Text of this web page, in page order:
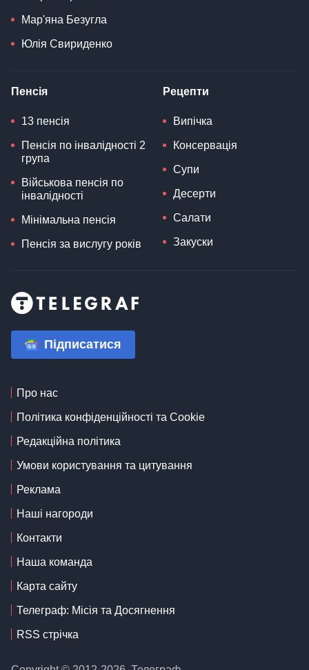
Мар'яна Безугла
Юлія Свириденко
Пенсія
13 пенсія
Пенсія по інвалідності 2
група
Військова пенсія по
інвалідності
Мінімальна пенсія
Пенсія за вислугу років
Рецепти
Випічка
Консервація
Супи
Десерти
Салати
Закуски
Підписатися
Про нас
Політика конфіденційності та Cookie
Редакційна політика
Умови користування та цитування
Реклама
Наші нагороди
Контакти
Наша команда
Карта сайту
Телеграф: Місія та Досягнення
RSS стрічка